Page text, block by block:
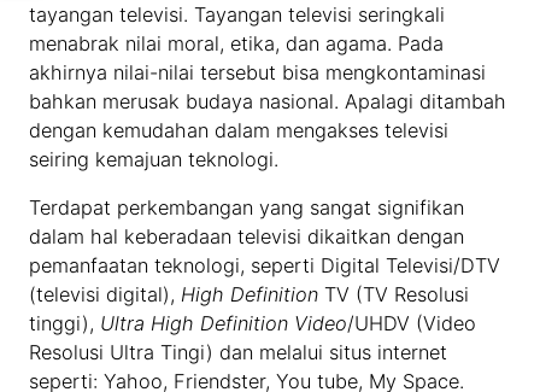
tayangan televisi. Tayangan televisi seringkali
menabrak nilai moral, etika, dan agama. Pada
akhirnya nilai-nilai tersebut bisa mengkontaminasi
bahkan merusak budaya nasional. Apalagi ditambah
dengan kemudahan dalam mengakses televisi
seiring kemajuan teknologi.
Terdapat perkembangan yang sangat signifikan
dalam hal keberadaan televisi dikaitkan dengan
pemanfaatan teknologi, seperti Digital Televisi/DTV
(televisi digital), High Definition TV (TV Resolusi
tinggi), Ultra High Definition Video/UHDV (Video
Resolusi Ultra Tingi) dan melalui situs internet
seperti: Yahoo, Friendster, You tube, My Space.